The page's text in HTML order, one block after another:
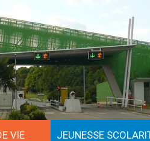
aux Favoris
sur les réseaux sociaux
VIE JEUNESSE